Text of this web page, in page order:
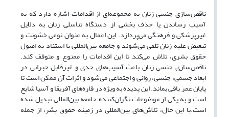
ناقص‌سازی جنسی زنان به مجموعه‌ای از اقدامات اشاره دارد که به
آسیب رساندن یا حذف بخشی از دستگاه تناسلی زنان به دلایل
غیرپزشکی و فرهنگی می‌پردازد. این اعمال به عنوان نوعی خشونت و
تبعیض علیه زنان تلقی می‌شوند و جامعه بین‌المللی با استناد به اصول
حقوق بشری، تلاش می‌کند تا این اقدامات را ممنوع و متوقف کند.
ناقص‌سازی جنسی زنان باعث آسیب‌های جدی و غیرقابل جبرانی در
ابعاد جسمی، جنسی، روانی و اجتماعی می‌شود و اثرات آن ممکن است تا
پایان عمر باقی بماند. این پدیده به ویژه در قاره‌های آفریقا و آسیا شایع
است و به یکی از موضوعات نگران‌کننده جامعه بین‌المللی تبدیل شده
است.با این حال، تلاش‌های بین‌المللی در زمینه حقوق بشر، از جمله